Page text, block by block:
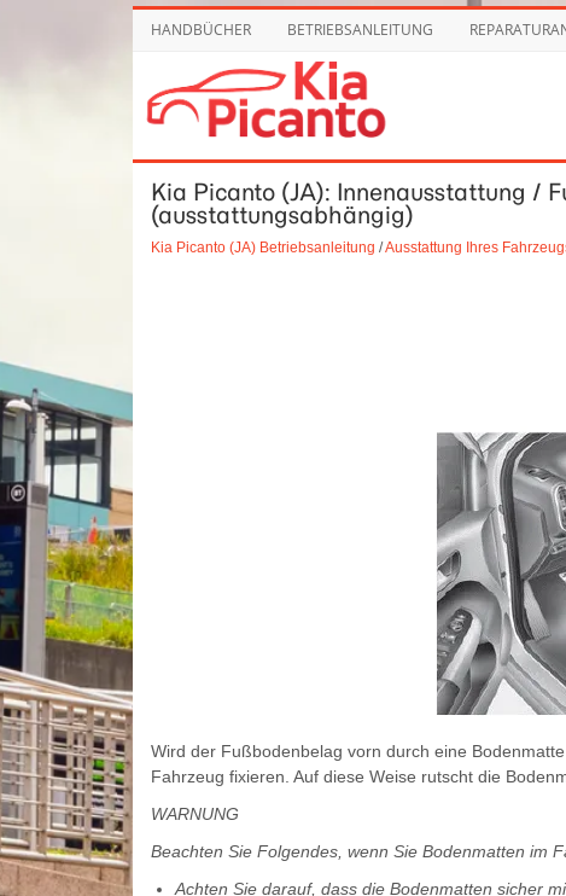
HANDBÜCHER BETRIEBSANLEITUNG
Kia Picanto (JA): Innenausstattung /
(ausstattungsabhängig)
Kia Picanto (JA) Betriebsanleitung /Ausstattung Ihres
Wird der Fußbodenbelag vorn durch eine
Fahrzeug fixieren. Auf diese Weise rutscht die
WARNUNG
Beachten Sie Folgendes, wenn Sie Bodenmatten im
Achten Sie darauf, dass die Bodenmatten sicher